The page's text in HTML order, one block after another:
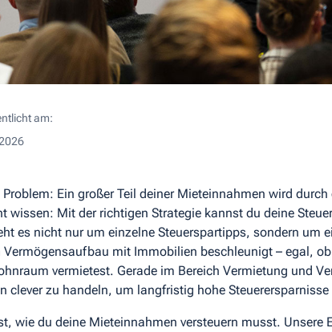
am:
Ein großer Teil deiner Mieteinnahmen wird durch
wissen: Mit der richtigen Strategie kannst du deine
es nicht nur um einzelne Steuerspartipps, sondern um
mit Immobilien beschleunigt – egal,
vermietest. Gerade im Bereich Vermietung und
clever zu handeln, um langfristig hohe
wie du deine Mieteinnahmen versteuern musst. Unsere